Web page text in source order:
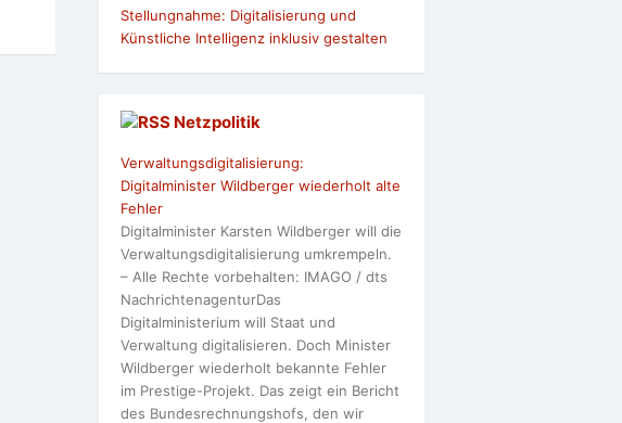
Stellungnahme: Digitalisierung und
Künstliche Intelligenz inklusiv gestalten
Netzpolitik
Verwaltungsdigitalisierung:
Digitalminister Wildberger wiederholt alte
Fehler
Digitalminister Karsten Wildberger will die
Verwaltungsdigitalisierung umkrempeln.
– Alle Rechte vorbehalten: IMAGO / dts
NachrichtenagenturDas
Digitalministerium will Staat und
Verwaltung digitalisieren. Doch Minister
Wildberger wiederholt bekannte Fehler
im Prestige-Projekt. Das zeigt ein Bericht
des Bundesrechnungshofs, den wir